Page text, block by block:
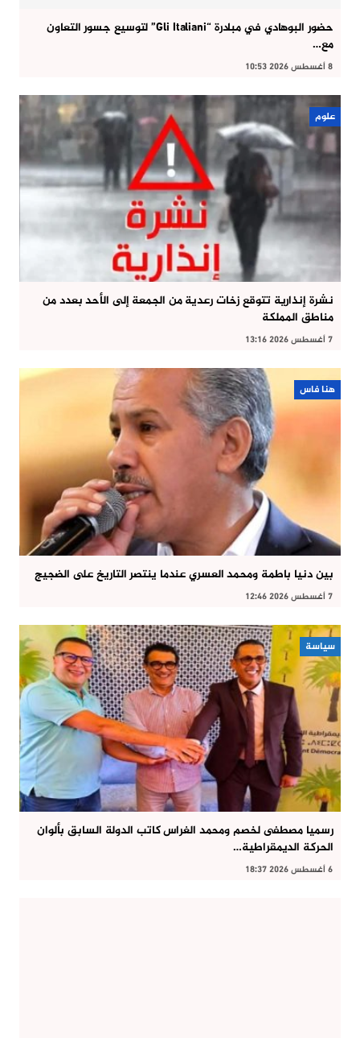
حضور البوهادي في مبادرة “Gli Italiani” لتوسيع جسور التعاون
مع…
8 أغسطس 2026 10:53
علوم
نشرة إنذارية تتوقع زخات رعدية من الجمعة إلى الأحد بعدد من
مناطق المملكة
7 أغسطس 2026 13:16
هنا فاس
بين دنيا باطمة ومحمد العسري عندما ينتصر التاريخ على الضجيج
7 أغسطس 2026 12:46
سياسة
رسميا مصطفى لخصم ومحمد الغراس كاتب الدولة السابق بألوان
الحركة الديمقراطية…
6 أغسطس 2026 18:37